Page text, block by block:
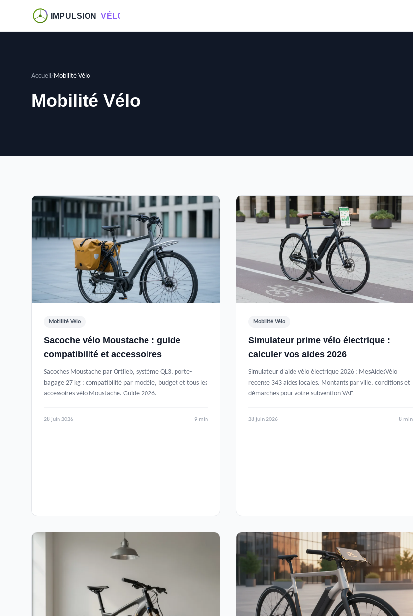
Accueil/Mobilité Vélo
Mobilité Vélo
Mobilité Vélo
Sacoche vélo Moustache : guide
compatibilité et accessoires
Sacoches Moustache par Ortlieb, système QL3, porte-
bagage 27 kg : compatibilité par modèle, budget et tous les
accessoires vélo Moustache. Guide 2026.
28 juin 2026 9 min
Mobilité Vélo
Simulateur prime vélo électrique :
calculer vos aides 2026
Simulateur d'aide vélo électrique 2026 : MesAidesVélo
recense 343 aides locales. Montants par ville, conditions et
démarches pour votre subvention VAE.
28 juin 2026 8 min